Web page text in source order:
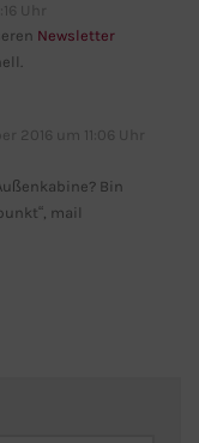
Uhr
Newsletter
2016 um 11:06 Uhr
Bin
mail